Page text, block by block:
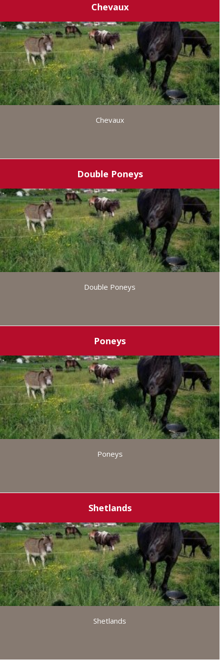
Chevaux
Chevaux
Double Poneys
Double Poneys
Poneys
Poneys
Shetlands
Shetlands